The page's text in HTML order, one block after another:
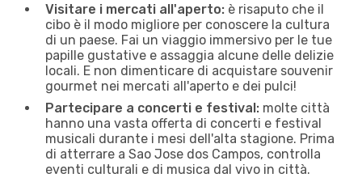
Visitare i mercati all'aperto: è risaputo che il
cibo è il modo migliore per conoscere la cultura
di un paese. Fai un viaggio immersivo per le tue
papille gustative e assaggia alcune delle delizie
locali. E non dimenticare di acquistare souvenir
gourmet nei mercati all'aperto e dei pulci!
Partecipare a concerti e festival: molte città
hanno una vasta offerta di concerti e festival
musicali durante i mesi dell'alta stagione. Prima
di atterrare a Sao Jose dos Campos, controlla
eventi culturali e di musica dal vivo in città.